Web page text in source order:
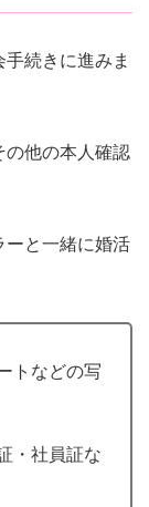
続きに進みま
の他の本人確認
ーと一緒に婚活
トなどの写
・社員証な